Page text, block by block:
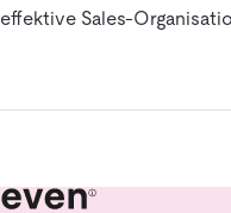
effektive Sales-